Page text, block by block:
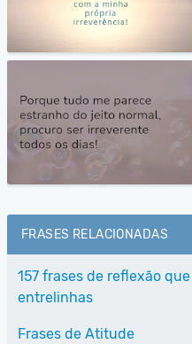
FRASES RELACIONADAS
157 frases de reflexão
entrelinhas
Frases de Atitude